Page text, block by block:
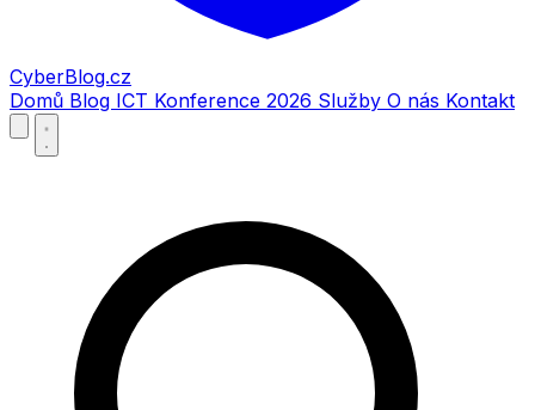
CyberBlog.cz
Domů Blog ICT Konference 2026 Služby O nás Kontakt